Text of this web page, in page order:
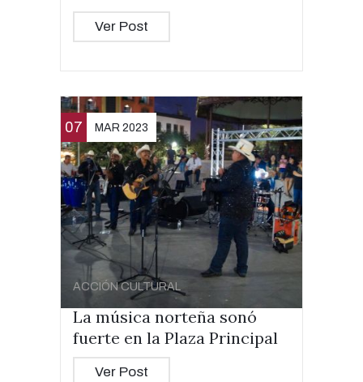
Ver Post
07 MAR 2023
ACCIÓN CULTURAL
La música norteña sonó
fuerte en la Plaza Principal
Ver Post